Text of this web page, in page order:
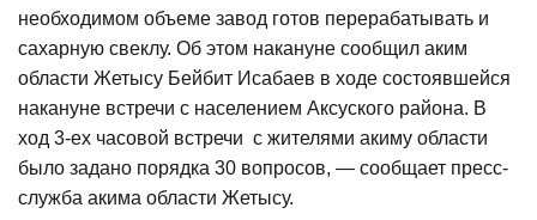
необходимом объеме завод готов перерабатывать и
сахарную свеклу. Об этом накануне сообщил аким
области Жетысу Бейбит Исабаев в ходе состоявшейся
накануне встречи с населением Аксуского района. В
ход 3-ех часовой встречи с жителями акиму области
было задано порядка 30 вопросов, — сообщает пресс-
служба акима области Жетысу.